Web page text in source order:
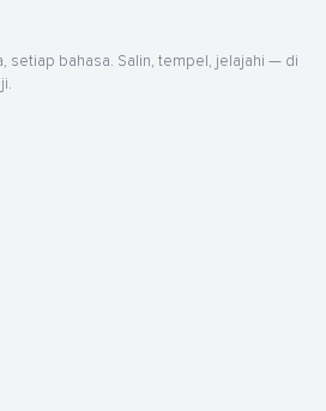
setiap bahasa. Salin, tempel, jelajahi — di